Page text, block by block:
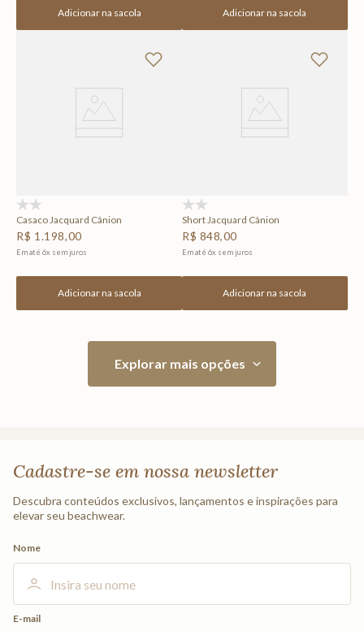
Adicionar na sacola Adicionar na sacola
Casaco Jacquard Cânion
R$ 1 .198,00
Em até6x sem juros
Adicionar na sacola
Short Jacquard Cânion
R$ 848,00
Em até 6x sem juros
Adicionar na sacola
Cadastre-se em nossa newsletter
Descubra conteúdos exclusivos, lançamentos e inspirações para
elevar seu beachwear.
Nome
E-mail